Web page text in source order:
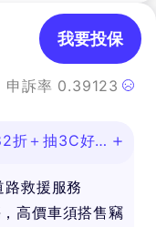
申訴率 0.39123
我要投保
折＋抽3C好
救援服務
高價車須搭售竊